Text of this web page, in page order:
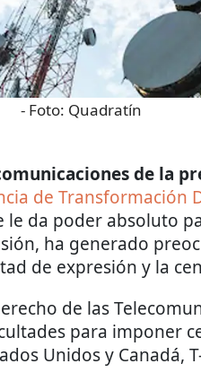
- Foto: Quadratín
de la
de Transformación
le da poder absoluto
ha generado
de expresión y la
de las
para imponer
Unidos y Canadá,